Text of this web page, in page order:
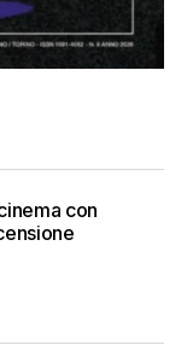
con